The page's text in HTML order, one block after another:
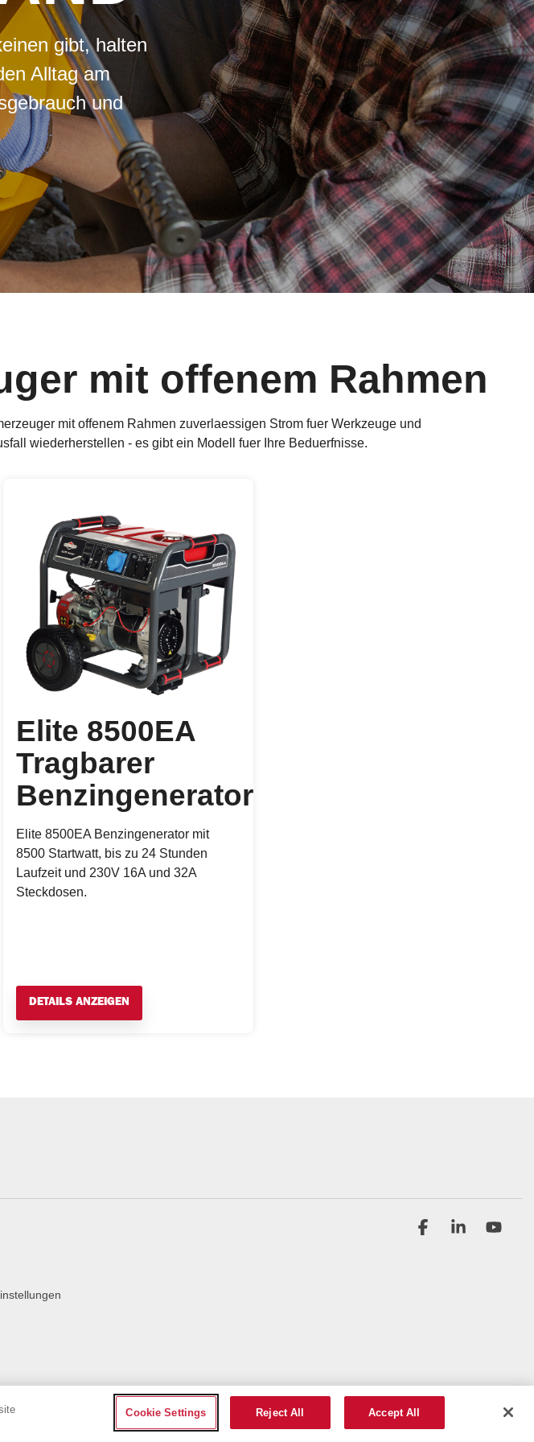
gibt, halten
Alltag am
und
mit offenem Rahmen
mit offenem Rahmen zuverlaessigen Strom fuer Werkzeuge und
wiederherstellen - es gibt ein Modell fuer Ihre Beduerfnisse.
Elite 8500EA
Tragbarer
Benzingenerator
Elite 8500EA Benzingenerator mit
8500 Startwatt, bis zu 24 Stunden
Laufzeit und 230V 16A und 32A
Steckdosen.
DETAILS ANZEIGEN
FacebookLinkedin
Cookie Settings Reject All Accept All